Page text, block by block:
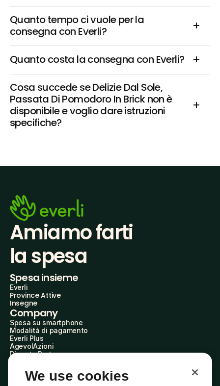
Quanto tempo ci vuole per la
consegna con Everli?
Quanto costa la consegna con Everli?
Cosa succede se Delizie Dal Sole,
Passata Di Pomodoro In Brick non è
disponibile e voglio dare istruzioni
specifiche?
Amiamo farti
la spesa
Spesa insieme
Everli
Province Attive
Insegne
Company
Spesa su smartphone
Modalità di pagamento
Everli Plus
AgevolAzioni
Diventa Partner
Everli Shoppers
About Us
We use cookies